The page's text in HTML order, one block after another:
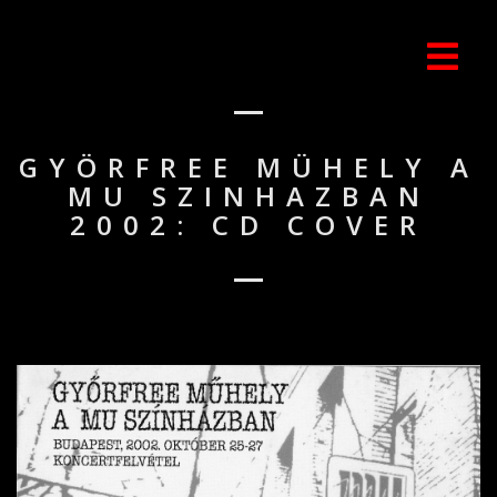
GYÖRFREE MÜHELY A
MU SZINHAZBAN
2002: CD COVER